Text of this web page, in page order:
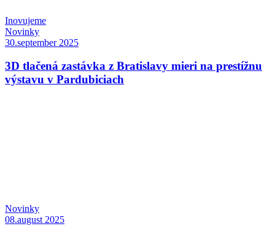
Inovujeme
Novinky
30.september 2025
3D tlačená zastávka z Bratislavy mieri na prestížnu
výstavu v Pardubiciach
Novinky
08.august 2025